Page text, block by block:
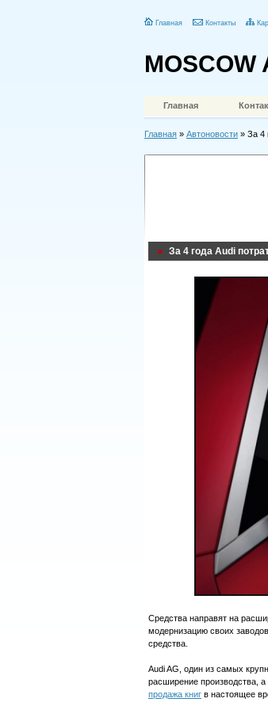
Главная Контакты
MOSCOW
Главная
Главная » Автоновости » За 4
За 4 года Audi
Средства направят на
модернизацию своих
средства.
Audi AG, один из самых
расширение производства,
продажа книг в настоящее